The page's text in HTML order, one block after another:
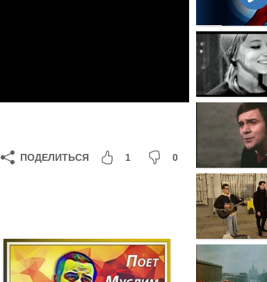
ПОДЕЛИТЬСЯ 1 0